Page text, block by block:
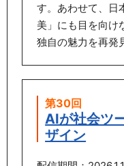
す。あわせて、日
美」にも目を向け
独自の魅力を再発
第30回
AIが社会ツ
ザイン